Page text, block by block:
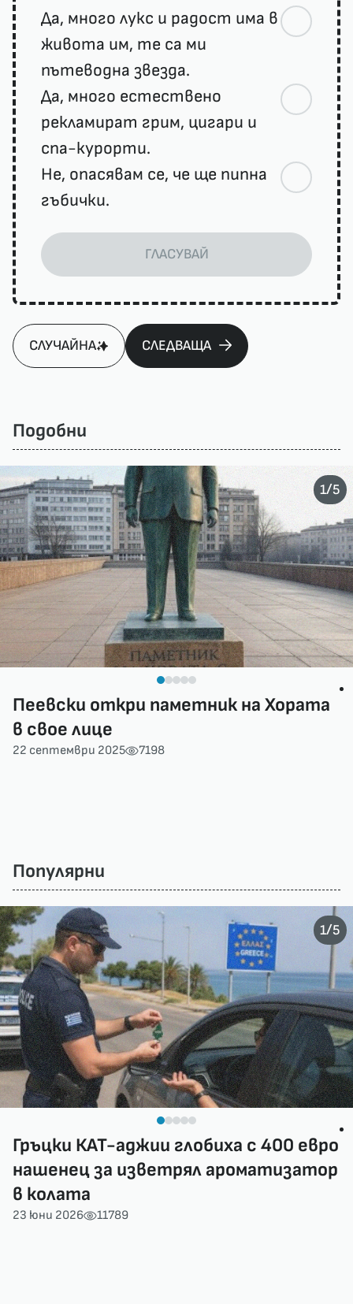
Да, много лукс и радост има в
живота им, те са ми
пътеводна звезда.
Да, много естествено
рекламират грим, цигари и
спа-курорти.
Не, опасявам се, че ще пипна
гъбички.
ГЛАСУВАЙ
СЛУЧАЙНА СЛЕДВАЩА
Подобни
Пеевски откри паметник на Хората
в свое лице
22 септември 2025 7198
1/5
Популярни
Гръцки КАТ-аджии глобиха с 400 евро
нашенец за изветрял ароматизатор
в колата
23 юни 2026 11789
1/5